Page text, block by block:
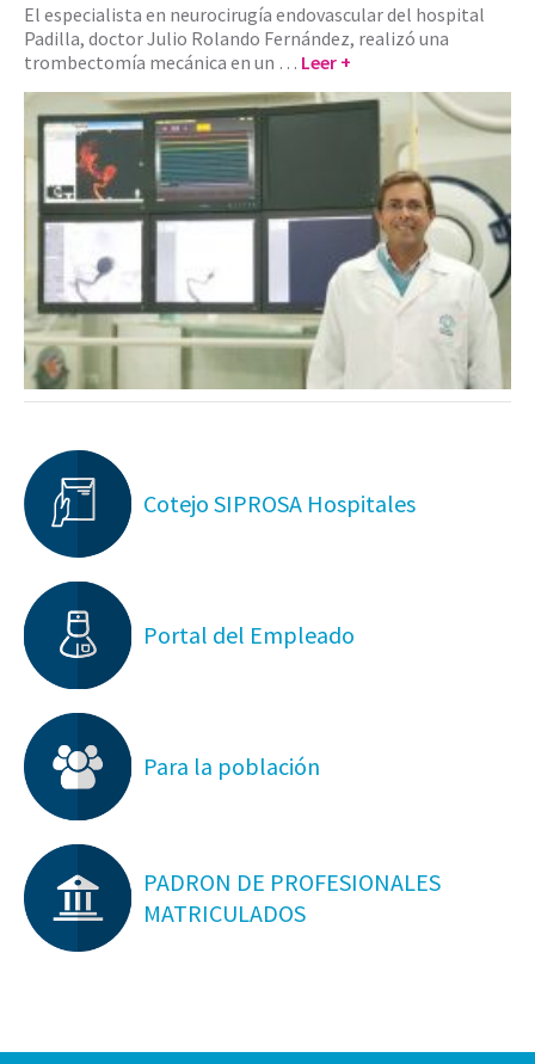
El especialista en neurocirugía endovascular del hospital
Padilla, doctor Julio Rolando Fernández, realizó una
trombectomía mecánica en un … Leer +
Cotejo SIPROSA Hospitales
Portal del Empleado
Para la población
PADRON DE PROFESIONALES
MATRICULADOS